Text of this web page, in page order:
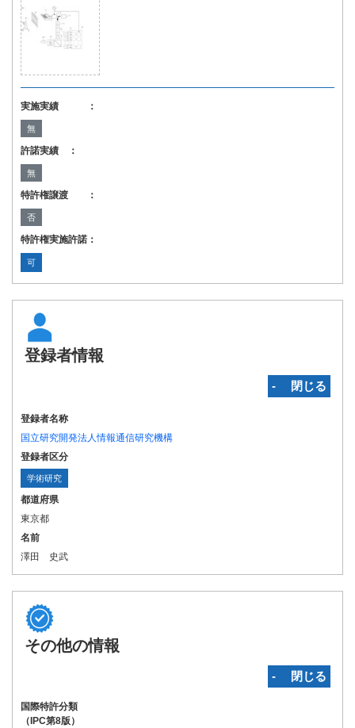
実施実績 ：
無
許諾実績 ：
無
特許権譲渡 ：
否
特許権実施許諾：
可
登録者情報
‐ 閉じる
登録者名称
国立研究開発法人情報通信研究機構
登録者区分
学術研究
都道府県
東京都
名前
澤田 史武
その他の情報
‐ 閉じる
国際特許分類
（IPC第8版）